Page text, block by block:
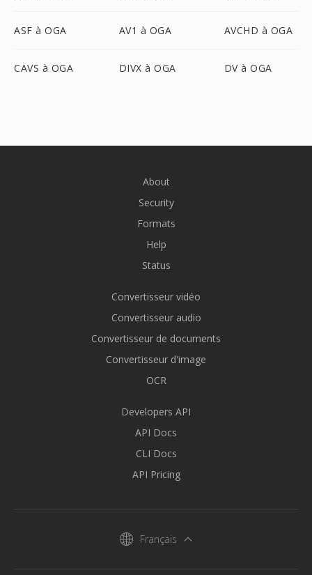
ASF à OGA AV1 à OGA AVCHD à OGA
CAVS à OGA DIVX à OGA DV à OGA
About
Security
Formats
Help
Status
Convertisseur vidéo
Convertisseur audio
Convertisseur de documents
Convertisseur d'image
OCR
Developers API
API Docs
CLI Docs
API Pricing
Français